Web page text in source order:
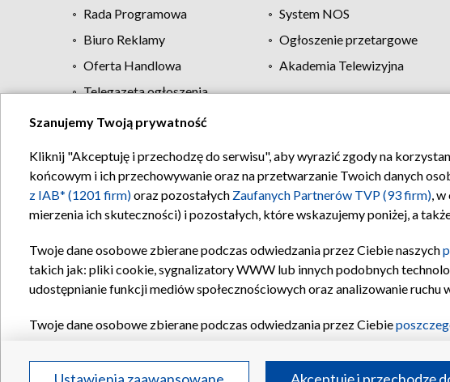
Rada Programowa
System NOS
Biuro Reklamy
Ogłoszenie przetargowe
Oferta Handlowa
Akademia Telewizyjna
Telegazeta ogłoszenia
Regulamin TVP Polityka
Szanujemy Twoją prywatność
Kliknij "Akceptuję i przechodzę do serwisu", aby wyrazić zgody na
końcowym i ich przechowywanie oraz na przetwarzanie Twoich danych
z IAB* (1201 firm)oraz pozostałych Zaufanych Partnerów TVP (93 firm),
mierzenia ich skuteczności) i pozostałych, które wskazujemy poniżej, a
Twoje dane osobowe zbierane podczas odwiedzania przez Ciebie naszych
takich jak: pliki cookie, sygnalizatory WWW lub innych podobnych
udostępnianie funkcji mediów społecznościowych oraz analizowanie ruchu
Twoje dane osobowe zbierane podczas odwiedzania przez Ciebie
Partnerów TVPdla realizacji następujących celów i funkcji: